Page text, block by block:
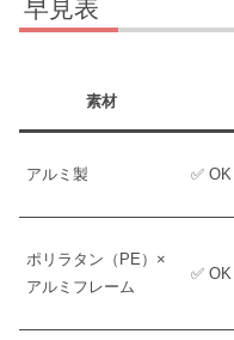
早見表
素材
アルミ製 ✅ OK
ポリラタン（PE）×
アルミフレーム
✅ OK